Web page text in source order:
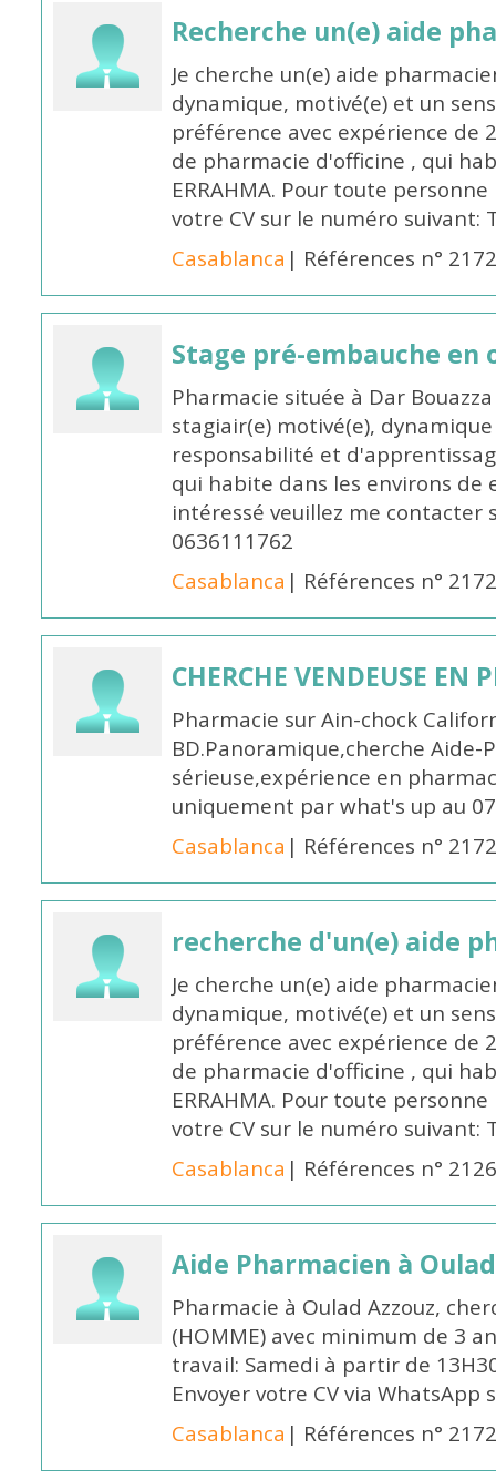
Recherche un(e) aide
Je cherche un(e) aide
dynamique, motivé(e) et un
préférence avec expérience de
de pharmacie d'officine , qui
ERRAHMA. Pour toute
votre CV sur le numéro suivant:
Casablanca | Références n°
Stage pré-embauche en
Pharmacie située à Dar
stagiair(e) motivé(e),
responsabilité et
qui habite dans les environs
intéressé veuillez me contacter
0636111762
Casablanca | Références n°
CHERCHE VENDEUSE EN
Pharmacie sur Ain-chock
BD.Panoramique,cherche
sérieuse,expérience en
uniquement par what's up au
Casablanca | Références n°
recherche d'un(e) aide
Je cherche un(e) aide
dynamique, motivé(e) et un
préférence avec expérience de
de pharmacie d'officine , qui
ERRAHMA. Pour toute
votre CV sur le numéro suivant:
Casablanca | Références n°
Aide Pharmacien à
Pharmacie à Oulad Azzouz,
(HOMME) avec minimum de 3
travail: Samedi à partir de
Envoyer votre CV via WhatsApp
Casablanca | Références n°